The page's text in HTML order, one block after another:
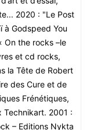
2020 : "Le Post
à Godspeed You
On the rocks –le
et cd rocks,
la Tête de Robert
des Cure et de
Frénétiques,
Technikart. 2001 :
– Editions Nykta